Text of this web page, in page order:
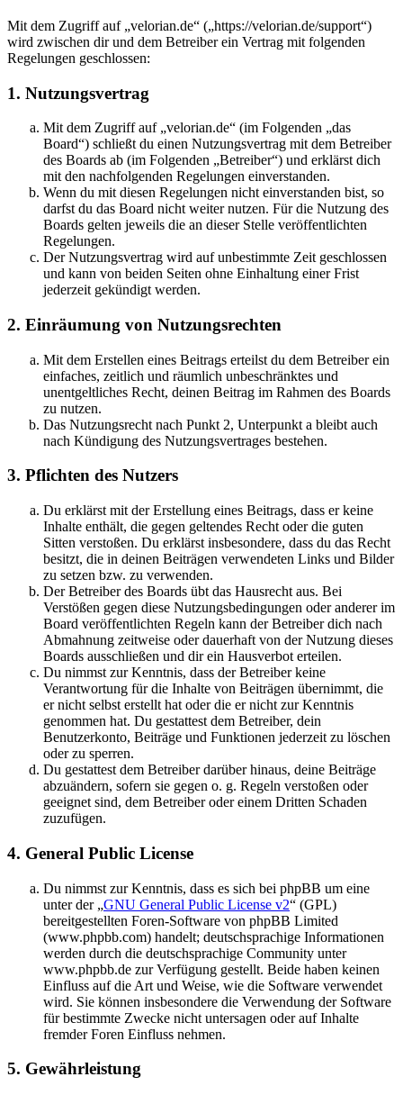
Mit dem Zugriff auf „velorian.de“ („https://velorian.de/support“)
wird zwischen dir und dem Betreiber ein Vertrag mit folgenden
Regelungen geschlossen:
1. Nutzungsvertrag
Mit dem Zugriff auf „velorian.de“ (im Folgenden „das
Board“) schließt du einen Nutzungsvertrag mit dem Betreiber
des Boards ab (im Folgenden „Betreiber“) und erklärst dich
mit den nachfolgenden Regelungen einverstanden.
Wenn du mit diesen Regelungen nicht einverstanden bist, so
darfst du das Board nicht weiter nutzen. Für die Nutzung des
Boards gelten jeweils die an dieser Stelle veröffentlichten
Regelungen.
Der Nutzungsvertrag wird auf unbestimmte Zeit geschlossen
und kann von beiden Seiten ohne Einhaltung einer Frist
jederzeit gekündigt werden.
2. Einräumung von Nutzungsrechten
Mit dem Erstellen eines Beitrags erteilst du dem Betreiber ein
einfaches, zeitlich und räumlich unbeschränktes und
unentgeltliches Recht, deinen Beitrag im Rahmen des Boards
zu nutzen.
Das Nutzungsrecht nach Punkt 2, Unterpunkt a bleibt auch
nach Kündigung des Nutzungsvertrages bestehen.
3. Pflichten des Nutzers
Du erklärst mit der Erstellung eines Beitrags, dass er keine
Inhalte enthält, die gegen geltendes Recht oder die guten
Sitten verstoßen. Du erklärst insbesondere, dass du das Recht
besitzt, die in deinen Beiträgen verwendeten Links und Bilder
zu setzen bzw. zu verwenden.
Der Betreiber des Boards übt das Hausrecht aus. Bei
Verstößen gegen diese Nutzungsbedingungen oder anderer im
Board veröffentlichten Regeln kann der Betreiber dich nach
Abmahnung zeitweise oder dauerhaft von der Nutzung dieses
Boards ausschließen und dir ein Hausverbot erteilen.
Du nimmst zur Kenntnis, dass der Betreiber keine
Verantwortung für die Inhalte von Beiträgen übernimmt, die
er nicht selbst erstellt hat oder die er nicht zur Kenntnis
genommen hat. Du gestattest dem Betreiber, dein
Benutzerkonto, Beiträge und Funktionen jederzeit zu löschen
oder zu sperren.
Du gestattest dem Betreiber darüber hinaus, deine Beiträge
abzuändern, sofern sie gegen o. g. Regeln verstoßen oder
geeignet sind, dem Betreiber oder einem Dritten Schaden
zuzufügen.
4. General Public License
Du nimmst zur Kenntnis, dass es sich bei phpBB um eine
unter der „GNU General Public License v2“ (GPL)
bereitgestellten Foren-Software von phpBB Limited
(www.phpbb.com) handelt; deutschsprachige Informationen
werden durch die deutschsprachige Community unter
www.phpbb.de zur Verfügung gestellt. Beide haben keinen
Einfluss auf die Art und Weise, wie die Software verwendet
wird. Sie können insbesondere die Verwendung der Software
für bestimmte Zwecke nicht untersagen oder auf Inhalte
fremder Foren Einfluss nehmen.
5. Gewährleistung